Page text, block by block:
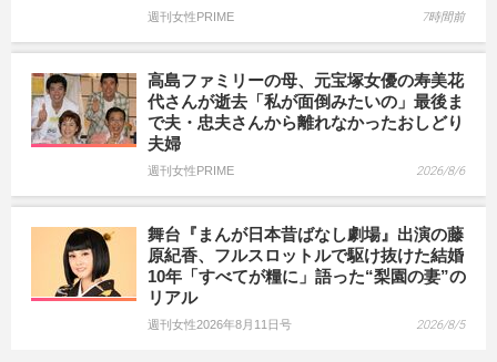
週刊女性PRIME 7時間前
高島ファミリーの母、元宝塚女優の寿美花
代さんが逝去「私が面倒みたいの」最後ま
で夫・忠夫さんから離れなかったおしどり
夫婦
週刊女性PRIME 2026/8/6
舞台『まんが日本昔ばなし劇場』出演の藤
原紀香、フルスロットルで駆け抜けた結婚
10年「すべてが糧に」語った“梨園の妻”の
リアル
週刊女性2026年8月11日号 2026/8/5